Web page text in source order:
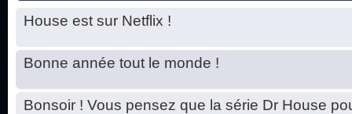
House est sur Netflix !
Bonne année tout le monde !
Bonsoir ! Vous pensez que la série Dr House